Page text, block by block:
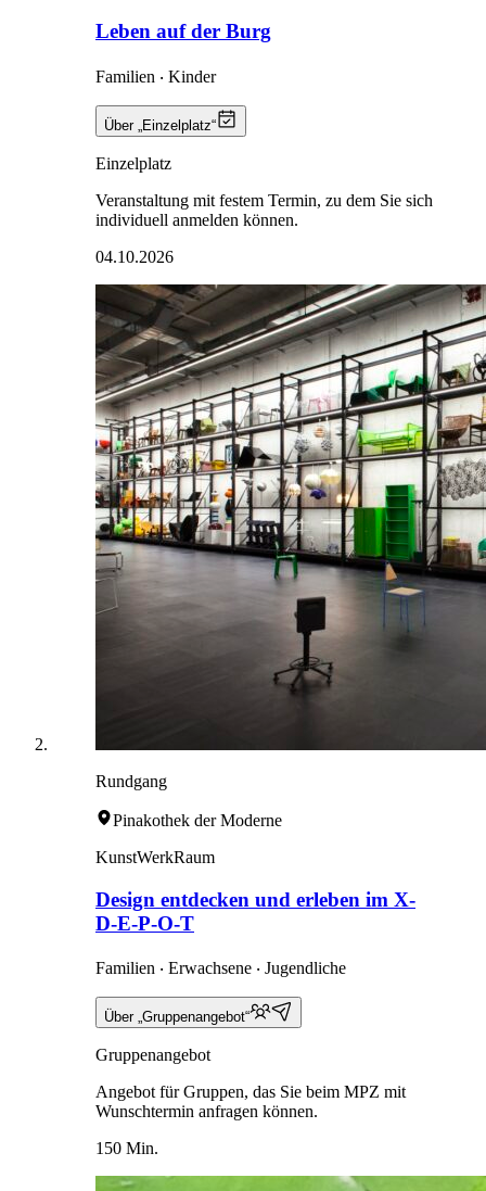
Leben auf der Burg
Familien ‧ Kinder
Über „Einzelplatz“
Einzelplatz
Veranstaltung mit festem Termin, zu dem Sie sich
individuell anmelden können.
04.10.2026
Rundgang
Pinakothek der Moderne
KunstWerkRaum
Design entdecken und erleben im X-
D-E-P-O-T
Familien ‧ Erwachsene ‧ Jugendliche
Über „Gruppenangebot“
Gruppenangebot
Angebot für Gruppen, das Sie beim MPZ mit
Wunschtermin anfragen können.
150 Min.